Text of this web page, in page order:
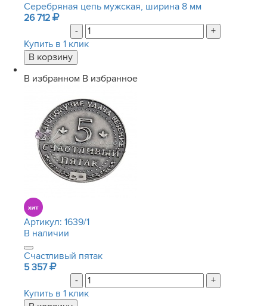
Серебряная цепь мужская, ширина 8 мм
26 712
-
+
Купить в 1 клик
В избранном В избранное
Артикул: 1639/1
В наличии
Счастливый пятак
5 357
-
+
Купить в 1 клик